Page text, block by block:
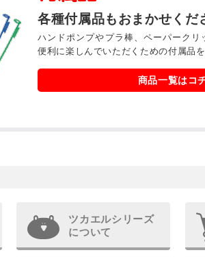
各種付属品もおまかせくだ
ハンドポンプやプラ棒、ペーパークリ
便利に楽しんでいただくための付属品を
商品一覧はコ
ツカエルシリーズ
について